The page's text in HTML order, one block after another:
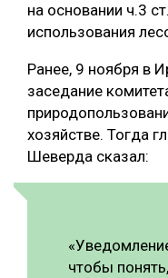
МЕБЕЛЬНОЕ
на основании ч.3
использования
Ранее, 9 ноября в
заседание
хозяйстве. Тогда
Шеверда сказал:
чтобы